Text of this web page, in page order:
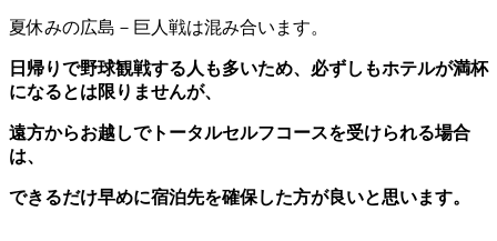
夏休みの広島－巨人戦は混み合います。
日帰りで野球観戦する人も多いため、必ずしもホテルが満杯
になるとは限りませんが、
遠方からお越しでトータルセルフコースを受けられる場合
は、
できるだけ早めに宿泊先を確保した方が良いと思います。